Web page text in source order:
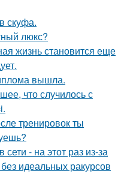
скуфа.
люкс?
жизнь становится еще
вышла.
что случилось с
тренировок ты
- на этот раз из-за
идеальных ракурсов